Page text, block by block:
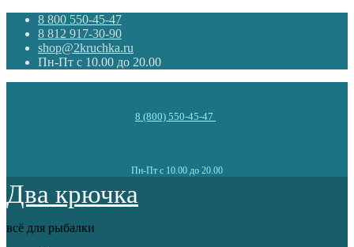
8 800 550-45-47
8 812 917-30-90
shop@2kruchka.ru
Пн-Пт с 10.00 до 20.00
8 (800) 550-45-47
Пн-Пт с 10.00 до 20.00
Два крючка
всё для рыбалки